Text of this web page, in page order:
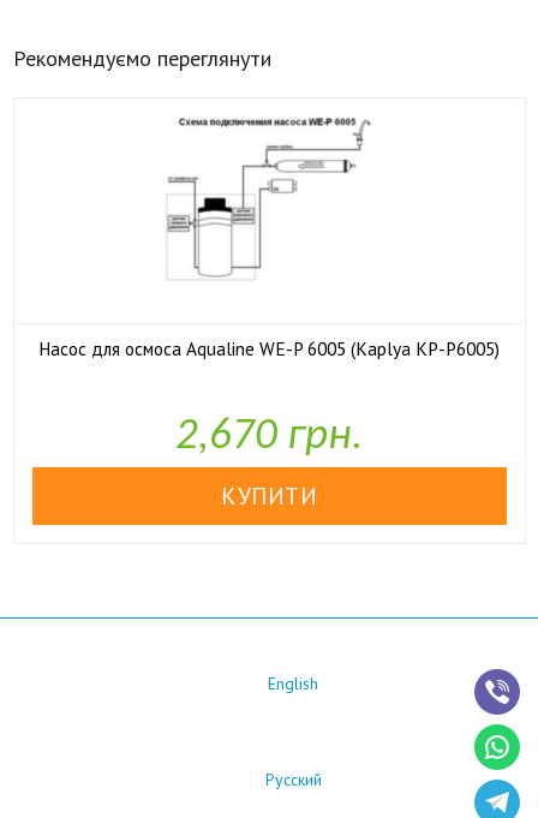
Рекомендуємо переглянути
Насос для осмоса Aqualine WE-P 6005 (Kaplya KP-P6005)
2,670 грн.
English
Русский